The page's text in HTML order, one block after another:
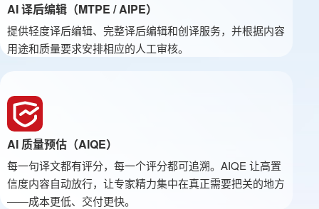
AI 译后编辑（MTPE / AIPE）
提供轻度译后编辑、完整译后编辑和创译服务，并根据内容
用途和质量要求安排相应的人工审核。
AI 质量预估（AIQE）
每一句译文都有评分，每一个评分都可追溯。AIQE 让高置
信度内容自动放行，让专家精力集中在真正需要把关的地方
——成本更低、交付更快。